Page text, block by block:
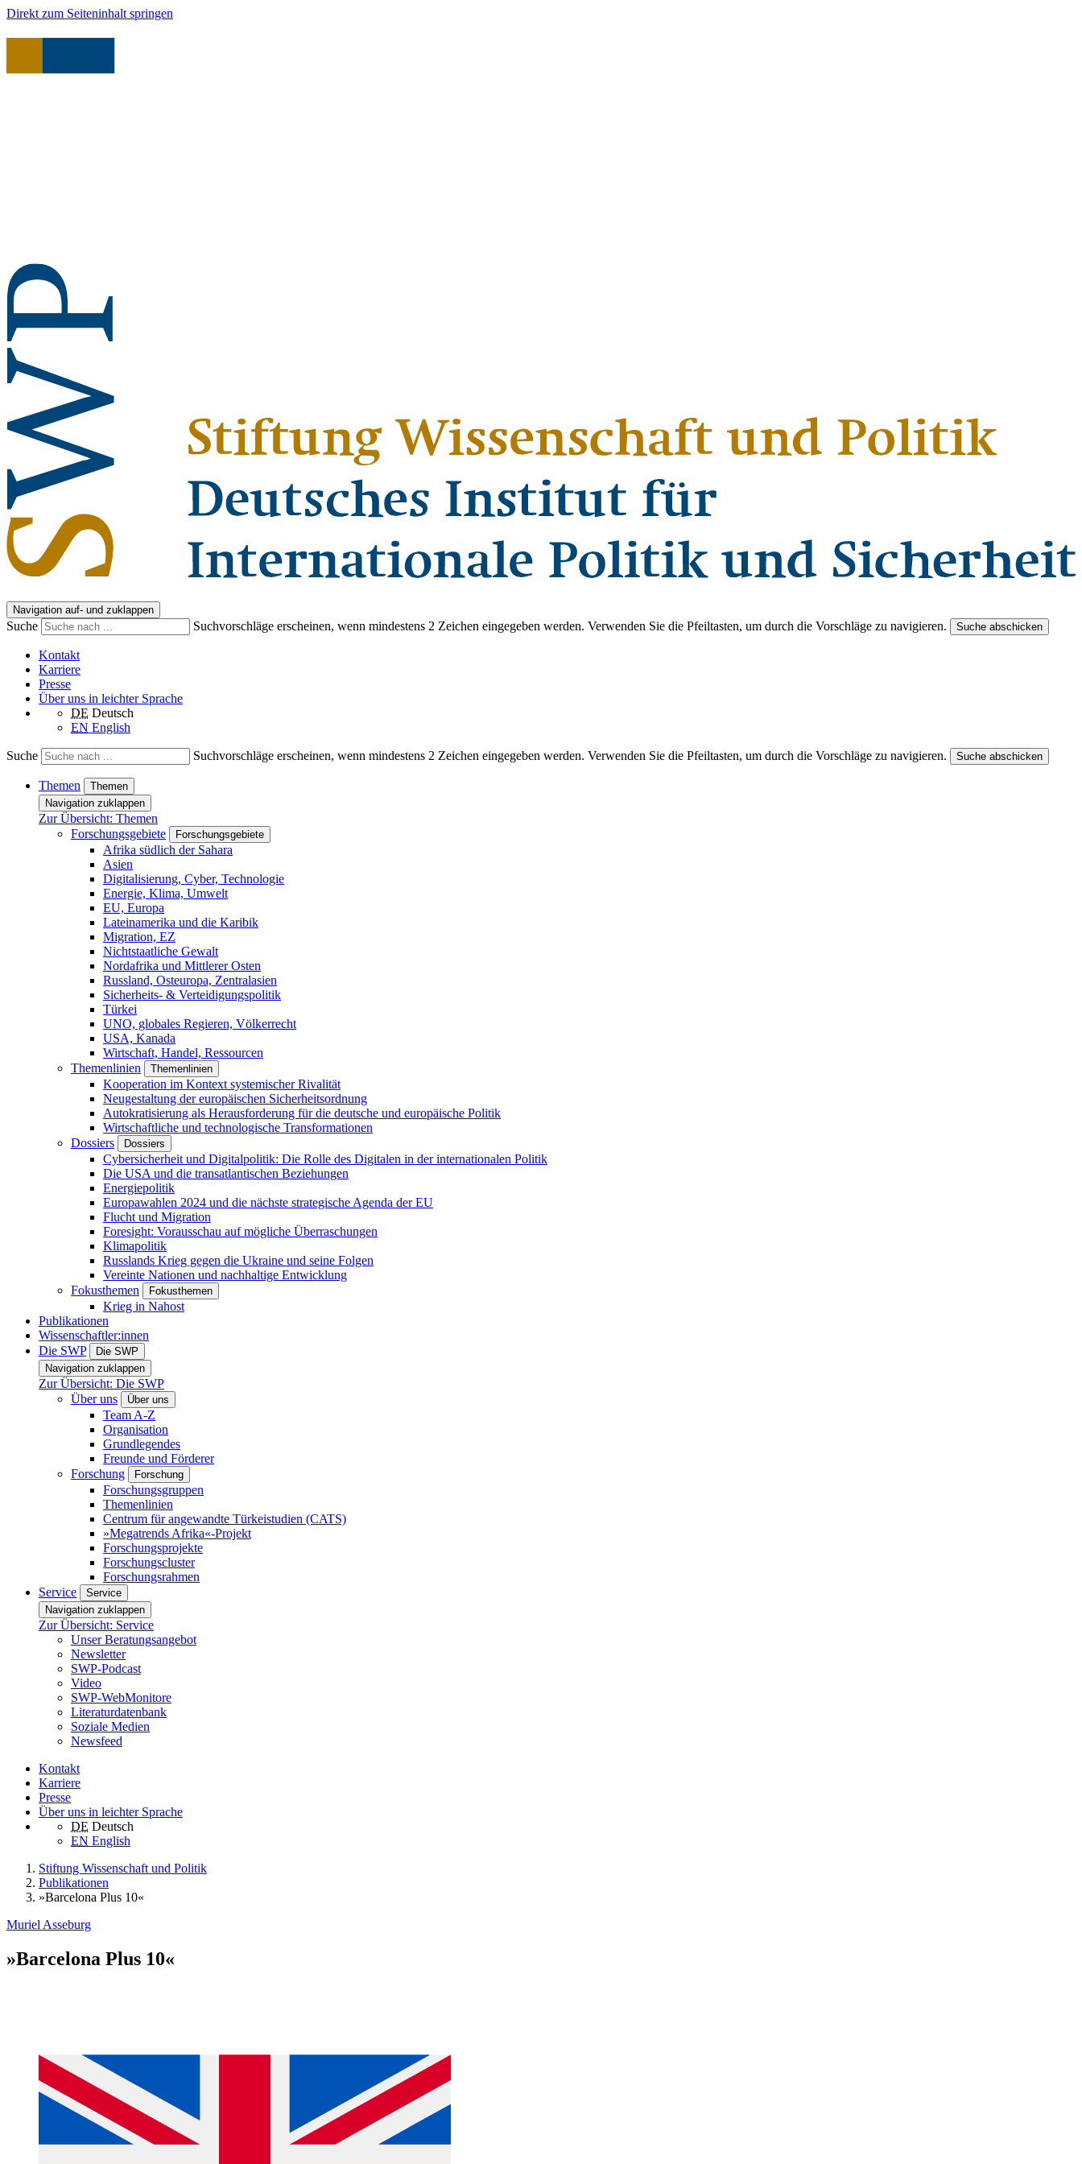
Direkt zum Seiteninhalt springen
Navigation auf- und zuklappen
Suche Suchvorschläge erscheinen, wenn mindestens 2 Zeichen eingegeben werden. Verwenden Sie die Pfeiltasten, um durch die Vorschläge zu navigieren. Suche abschicken
Kontakt
Karriere
Presse
Über uns in leichter Sprache
DE Deutsch
EN English
Suche Suchvorschläge erscheinen, wenn mindestens 2 Zeichen eingegeben werden. Verwenden Sie die Pfeiltasten, um durch die Vorschläge zu navigieren. Suche abschicken
Themen
Themen
Navigation zuklappen
Zur Übersicht: Themen
Forschungsgebiete
Forschungsgebiete
Afrika südlich der Sahara
Asien
Digitalisierung, Cyber, Technologie
Energie, Klima, Umwelt
EU, Europa
Lateinamerika und die Karibik
Migration, EZ
Nichtstaatliche Gewalt
Nordafrika und Mittlerer Osten
Russland, Osteuropa, Zentralasien
Sicherheits- & Verteidigungspolitik
Türkei
UNO, globales Regieren, Völkerrecht
USA, Kanada
Wirtschaft, Handel, Ressourcen
Themenlinien
Themenlinien
Kooperation im Kontext systemischer Rivalität
Neugestaltung der europäischen Sicherheitsordnung
Autokratisierung als Herausforderung für die deutsche und europäische Politik
Wirtschaftliche und technologische Transformationen
Dossiers
Dossiers
Cybersicherheit und Digitalpolitik: Die Rolle des Digitalen in der internationalen Politik
Die USA und die transatlantischen Beziehungen
Energiepolitik
Europawahlen 2024 und die nächste strategische Agenda der EU
Flucht und Migration
Foresight: Vorausschau auf mögliche Überraschungen
Klimapolitik
Russlands Krieg gegen die Ukraine und seine Folgen
Vereinte Nationen und nachhaltige Entwicklung
Fokusthemen
Fokusthemen
Krieg in Nahost
Publikationen
Wissenschaftler:innen
Die SWP
Die SWP
Navigation zuklappen
Zur Übersicht: Die SWP
Über uns
Über uns
Team A-Z
Organisation
Grundlegendes
Freunde und Förderer
Forschung
Forschung
Forschungsgruppen
Themenlinien
Centrum für angewandte Türkeistudien (CATS)
»Megatrends Afrika«-Projekt
Forschungsprojekte
Forschungscluster
Forschungsrahmen
Service
Service
Navigation zuklappen
Zur Übersicht: Service
Unser Beratungsangebot
Newsletter
SWP-Podcast
Video
SWP-WebMonitore
Literaturdatenbank
Soziale Medien
Newsfeed
Kontakt
Karriere
Presse
Über uns in leichter Sprache
DE Deutsch
EN English
Stiftung Wissenschaft und Politik
Publikationen
»Barcelona Plus 10«
Muriel Asseburg
»Barcelona Plus 10«